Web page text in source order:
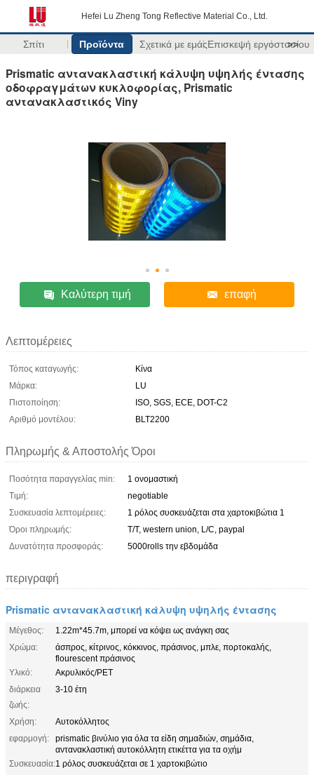
Hefei Lu Zheng Tong Reflective Material Co., Ltd.
Σπίτι Προϊόντα Σχετικά με εμάςΕπισκεψή εργοστασίου
>>
Prismatic αντανακλαστική κάλυψη υψηλής έντασης
οδοφραγμάτων κυκλοφορίας, Prismatic
αντανακλαστικός Viny
Καλύτερη τιμή επαφή
Λεπτομέρειες
Τόπος καταγωγής:
Κίνα
Μάρκα:
LU
Πιστοποίηση:
ISO, SGS, ECE, DOT-C2
Αριθμό μοντέλου:
BLT2200
Πληρωμής & Αποστολής Όροι
Ποσότητα παραγγελίας min:
1 ονομαστική
Τιμή:
negotiable
Συσκευασία λεπτομέρειες:
1 ρόλος συσκευάζεται στα χαρτοκιβώτια 1
Όροι πληρωμής:
T/T, western union, L/C, paypal
Δυνατότητα προσφοράς:
5000rolls την εβδομάδα
περιγραφή
Prismatic αντανακλαστική κάλυψη υψηλής έντασης
Μέγεθος:
1.22m*45.7m, μπορεί να κόψει ως ανάγκη σας
Χρώμα:
άσπρος, κίτρινος, κόκκινος, πράσινος, μπλε, πορτοκαλής,
flourescent πράσινος
Υλικό:
Ακρυλικός/PET
διάρκεια
ζωής:
3-10 έτη
Χρήση:
Αυτοκόλλητος
εφαρμογή:
prismatic βινύλιο για όλα τα είδη σημαδιών, σημάδια,
αντανακλαστική αυτοκόλλητη ετικέττα για τα οχήμ
Συσκευασία:1 ρόλος συσκευάζεται σε 1 χαρτοκιβώτιο